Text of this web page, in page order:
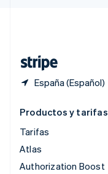
España (Español)
Productos y tarifas
Tarifas
Atlas
Authorization Boost